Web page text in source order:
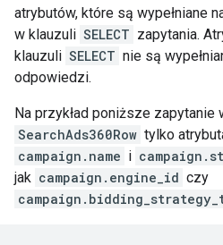
atrybutów, które są wypełniane
w klauzuli SELECT zapytania.
klauzuli SELECT nie są
odpowiedzi.
Na przykład poniższe zapytanie
SearchAds360Row tylko
campaign.name i
jak campaign.engine_id czy